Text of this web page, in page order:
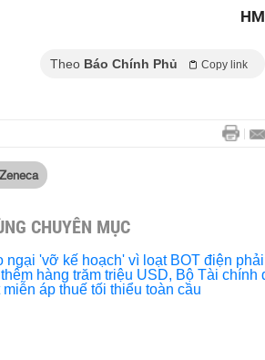
HM
Theo Báo Chính Phủ Copy link
CHUYÊN MỤC